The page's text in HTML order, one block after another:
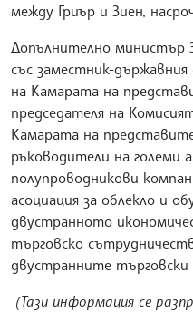
между Гриър и Зиен,
Допълнително министър
със заместник-
на Камарата на
председателя на
Камарата на
ръководители на големи
полупроводникови
асоциация за облекло и
двустранното
търговско
двустранните търговски
(Тази информация се